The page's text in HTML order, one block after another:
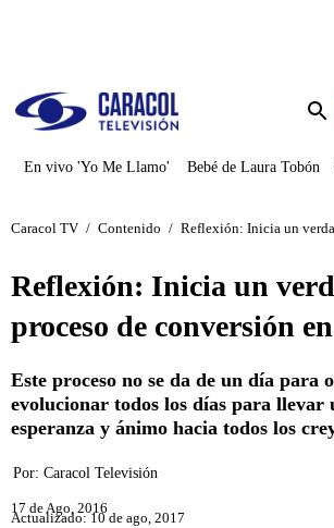
En vivo 'Yo Me Llamo' Bebé de Laura Tobón
Caracol TV / Contenido / Reflexión: Inicia un
Reflexión: Inicia un
proceso de conversión
Este proceso no se da de un día para
evolucionar todos los días para llevar
esperanza y ánimo hacia todos los
Por: Caracol Televisión
17 de Ago, 2016
Actualizado: 10 de ago, 2017